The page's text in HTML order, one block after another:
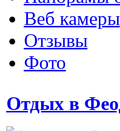
Веб камеры
Отзывы
Фото
Отдых в